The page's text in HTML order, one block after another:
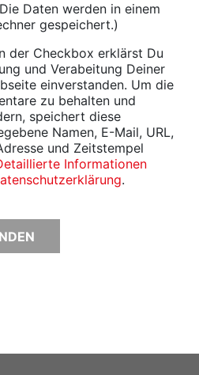
Daten werden in einem
gespeichert.)
der Checkbox erklärst Du
und Verabeitung Deiner
einverstanden. Um die
zu behalten und
speichert diese
Namen, E-Mail, URL,
und Zeitstempel
Informationen
.